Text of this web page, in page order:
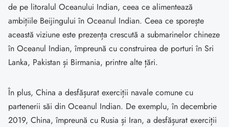
de pe litoralul Oceanului Indian, ceea ce alimentează
ambițiile Beijingului în Oceanul Indian. Ceea ce sporește
această viziune este prezența crescută a submarinelor chineze
în Oceanul Indian, împreună cu construirea de porturi în Sri
Lanka, Pakistan și Birmania, printre alte țări.
În plus, China a desfășurat exerciții navale comune cu
partenerii săi din Oceanul Indian. De exemplu, în decembrie
2019, China, împreună cu Rusia și Iran, a desfășurat exerciții